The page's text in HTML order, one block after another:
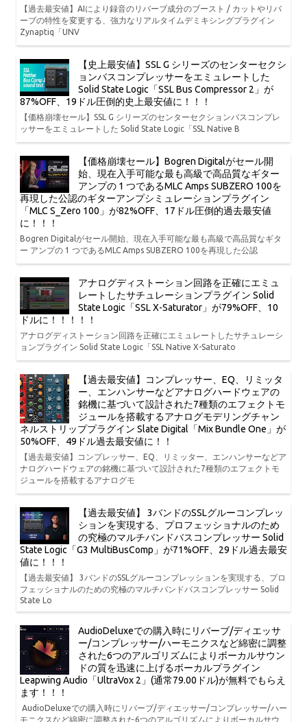
【過去最安値】AIにより録音のリバーブ成分のブースト / カットやリバ
ーブの特性を変更する、強力なリアルタイムデミキシングプラグイン
Zynaptiq「UNV
【史上最安値】SSL G シリーズのセンターセクシ
ョンバスコンプレッサーをエミュレートした
Solid State Logic「SSL Bus Compressor 2」が
87%OFF、19ドル圧倒的史上最安値に！！！
【価格崩壊セール】SSL G シリーズのセンターセクションバスコンプレ
ッサーをエミュレートした Solid State Logic「SSL Native B
【価格崩壊セール】Bogren Digitalがセール開
始、現在入手可能な最も高級で高品質なギター
アンプの 1 つであるMLC Amps SUBZERO 100を
再現した公認のギターアンプシミュレーションプラグイン
「MLC S_Zero 100」が82%OFF、17ドル圧倒的過去最安値
に！！！
Bogren Digitalがセール開始、現在入手可能な最も高級で高品質なギタ
ー アンプの 1 つであるMLC Amps SUBZERO 100を再現した公認
アナログディストーション回路を正確にエミュ
レートしたサチュレーションプラグイン Solid
State Logic「SSL X-Saturator」が79%OFF、10
ドルに！！！！！
アナログディストーション回路を正確にエミュレートしたサチュレーシ
ョンプラグイン Solid State Logic「SSL Native X-Saturato
【過去最安値】コンプレッサー、EQ、リミッタ
ー、エンハンサーなどアナログハードウェアの
銘機に基づいて設計された7種類のエフェクトモ
ジュールを搭載するアナログモデリングチャン
ネルストリッププラグイン Slate Digital「Mix Bundle One」が
50%OFF、49ドル過去最安値に！！
【過去最安値】コンプレッサー、EQ、リミッター、エンハンサーなどア
ナログハードウェアの銘機に基づいて設計された7種類のエフェクトモ
ジュールを搭載するアナログモ
【過去最安値】 3バンドのSSLグルーコンプレッ
ションを実現する、プロフェッショナルのため
の究極のマルチバンドバスコンプレッサー Solid
State Logic「G3 MultiBusComp」が71%OFF、29ドル過去最安
値に！！！
【過去最安値】 3バンドのSSLグルーコンプレッションを実現する、プロ
フェッショナルのための究極のマルチバンドバスコンプレッサー Solid
State Lo
AudioDeluxeでの購入時にリバーブ/ディエッサ
ー/コンプレッサー/ハーモニクスなど綿密に調整
された6つのアルゴリズムによりボーカルサウン
ドの質を迅速に上げるボーカルプラグイン
Leapwing Audio「UltraVox 2」(通常79.00ドル)が無料でもらえ
ます！！！
AudioDeluxeでの購入時にリバーブ/ディエッサー/コンプレッサー/ハー
モニクスなど綿密に調整された6つのアルゴリズムによりボーカルサウ